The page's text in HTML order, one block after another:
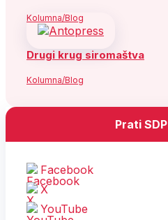
Kolumna/Blog
Drugi krug siromaštva
Kolumna/Blog
Prati SDP
Facebook
X
YouTube